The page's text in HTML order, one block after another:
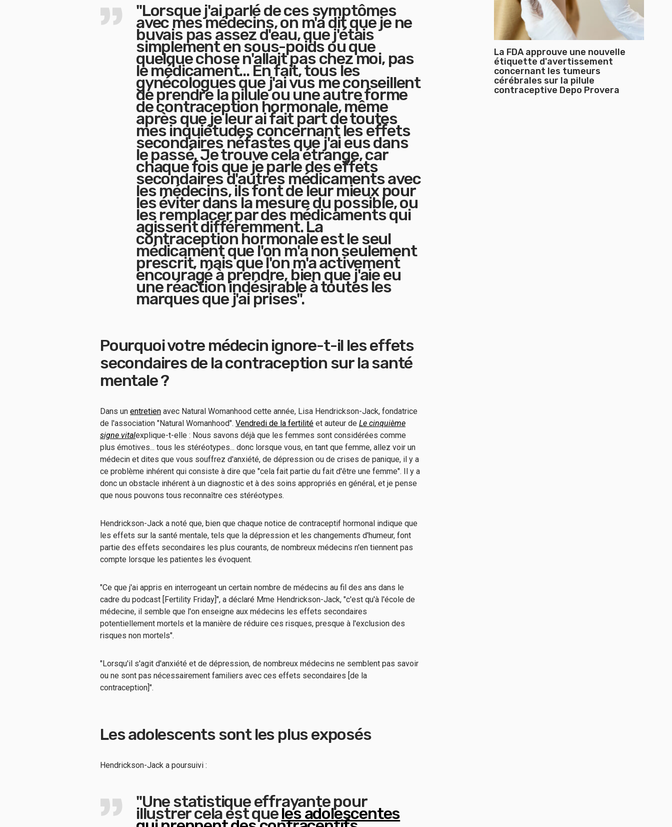
"Lorsque j'ai parlé de ces symptômes
avec mes médecins, on m'a dit que je ne
buvais pas assez d'eau, que j'étais
simplement en sous-poids ou que
quelque chose n'allait pas chez moi, pas
le médicament... En fait, tous les
gynécologues que j'ai vus me conseillent
de prendre la pilule ou une autre forme
de contraception hormonale, même
après que je leur ai fait part de toutes
mes inquiétudes concernant les effets
secondaires néfastes que j'ai eus dans
le passé. Je trouve cela étrange, car
chaque fois que je parle des effets
secondaires d'autres médicaments avec
les médecins, ils font de leur mieux pour
les éviter dans la mesure du possible, ou
les remplacer par des médicaments qui
agissent différemment. La
contraception hormonale est le seul
médicament que l'on m'a non seulement
prescrit, mais que l'on m'a activement
encouragé à prendre, bien que j'aie eu
une réaction indésirable à toutes les
marques que j'ai prises".
Pourquoi votre médecin ignore-t-il les effets
secondaires de la contraception sur la santé
mentale ?
Dans un entretien avec Natural Womanhood cette année, Lisa Hendrickson-Jack, fondatrice
de l'association "Natural Womanhood". Vendredi de la fertilité et auteur de Le cinquième
signe vitalexplique-t-elle : Nous savons déjà que les femmes sont considérées comme
plus émotives... tous les stéréotypes... donc lorsque vous, en tant que femme, allez voir un
médecin et dites que vous souffrez d'anxiété, de dépression ou de crises de panique, il y a
ce problème inhérent qui consiste à dire que "cela fait partie du fait d'être une femme". Il y a
donc un obstacle inhérent à un diagnostic et à des soins appropriés en général, et je pense
que nous pouvons tous reconnaître ces stéréotypes.
Hendrickson-Jack a noté que, bien que chaque notice de contraceptif hormonal indique que
les effets sur la santé mentale, tels que la dépression et les changements d'humeur, font
partie des effets secondaires les plus courants, de nombreux médecins n'en tiennent pas
compte lorsque les patientes les évoquent.
"Ce que j'ai appris en interrogeant un certain nombre de médecins au fil des ans dans le
cadre du podcast [Fertility Friday]", a déclaré Mme Hendrickson-Jack, "c'est qu'à l'école de
médecine, il semble que l'on enseigne aux médecins les effets secondaires
potentiellement mortels et la manière de réduire ces risques, presque à l'exclusion des
risques non mortels".
"Lorsqu'il s'agit d'anxiété et de dépression, de nombreux médecins ne semblent pas savoir
ou ne sont pas nécessairement familiers avec ces effets secondaires [de la
contraception]".
Les adolescents sont les plus exposés
Hendrickson-Jack a poursuivi :
"Une statistique effrayante pour
illustrer cela est queles adolescentes
La FDA approuve une nouvelle
étiquette d'avertissement
concernant les tumeurs
cérébrales sur la pilule
contraceptive Depo Provera